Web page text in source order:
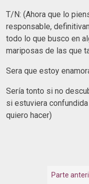
T/N: (Ahora que lo
responsable,
todo lo que busco en
mariposas de las que
Sera que estoy
Sería tonto si no
si estuviera
quiero hacer)
Parte